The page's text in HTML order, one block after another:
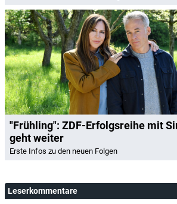
"Frühling": ZDF-Erfolgsreihe mit
geht weiter
Erste Infos zu den neuen Folgen
Leserkommentare